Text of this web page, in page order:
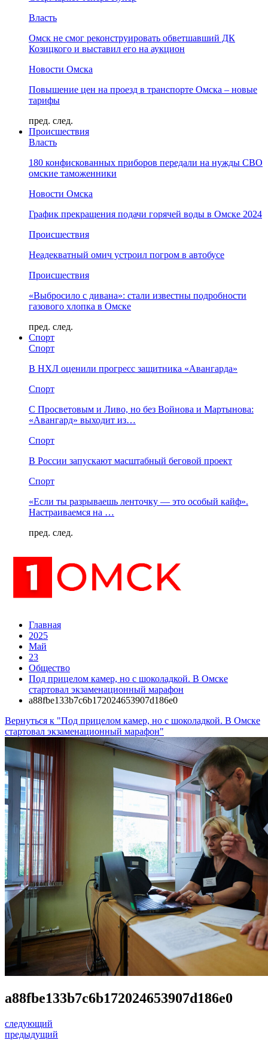
Власть
Омск не смог реконструировать обветшавший ДК
Козицкого и выставил его на аукцион
Новости Омска
Повышение цен на проезд в транспорте Омска – новые
тарифы
пред. след.
Происшествия
Власть
180 конфискованных приборов передали на нужды СВО
омские таможенники
Новости Омска
График прекращения подачи горячей воды в Омске 2024
Происшествия
Неадекватный омич устроил погром в автобусе
Происшествия
«Выбросило с дивана»: стали известны подробности
газового хлопка в Омске
пред. след.
Спорт
Спорт
В НХЛ оценили прогресс защитника «Авангарда»
Спорт
С Просветовым и Ливо, но без Войнова и Мартынова:
«Авангард» выходит из…
Спорт
В России запускают масштабный беговой проект
Спорт
«Если ты разрываешь ленточку — это особый кайф».
Настраиваемся на …
пред. след.
Главная
2025
Май
23
Общество
Под прицелом камер, но с шоколадкой. В Омске
стартовал экзаменационный марафон
a88fbe133b7c6b172024653907d186e0
Вернуться к "Под прицелом камер, но с шоколадкой. В Омске
стартовал экзаменационный марафон"
a88fbe133b7c6b172024653907d186e0
следующий
предыдущий